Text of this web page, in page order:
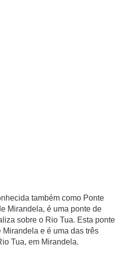
também como Ponte
Mirandela, é uma ponte de
sobre o Rio Tua. Esta ponte
e é uma das três
Tua, em Mirandela.